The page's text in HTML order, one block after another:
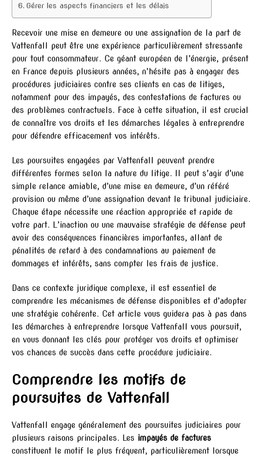
Gérer les aspects financiers et les délais
Recevoir une mise en demeure ou une assignation de la part de
Vattenfall peut être une expérience particulièrement stressante
pour tout consommateur. Ce géant européen de l’énergie, présent
en France depuis plusieurs années, n’hésite pas à engager des
procédures judiciaires contre ses clients en cas de litiges,
notamment pour des impayés, des contestations de factures ou
des problèmes contractuels. Face à cette situation, il est crucial
de connaître vos droits et les démarches légales à entreprendre
pour défendre efficacement vos intérêts.
Les poursuites engagées par Vattenfall peuvent prendre
différentes formes selon la nature du litige. Il peut s’agir d’une
simple relance amiable, d’une mise en demeure, d’un référé
provision ou même d’une assignation devant le tribunal judiciaire.
Chaque étape nécessite une réaction appropriée et rapide de
votre part. L’inaction ou une mauvaise stratégie de défense peut
avoir des conséquences financières importantes, allant de
pénalités de retard à des condamnations au paiement de
dommages et intérêts, sans compter les frais de justice.
Dans ce contexte juridique complexe, il est essentiel de
comprendre les mécanismes de défense disponibles et d’adopter
une stratégie cohérente. Cet article vous guidera pas à pas dans
les démarches à entreprendre lorsque Vattenfall vous poursuit,
en vous donnant les clés pour protéger vos droits et optimiser
vos chances de succès dans cette procédure judiciaire.
Comprendre les motifs de
poursuites de Vattenfall
Vattenfall engage généralement des poursuites judiciaires pour
plusieurs raisons principales. Les impayés de factures
constituent le motif le plus fréquent, particulièrement lorsque